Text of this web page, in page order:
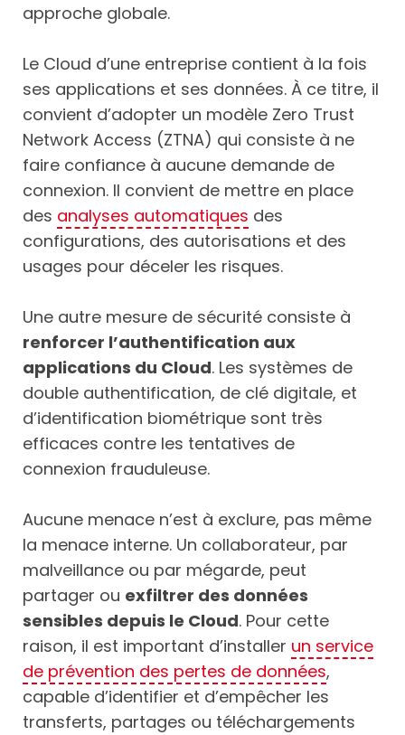
approche globale.
Le Cloud d’une entreprise contient à la fois
ses applications et ses données. À ce titre, il
convient d’adopter un modèle Zero Trust
Network Access (ZTNA) qui consiste à ne
faire confiance à aucune demande de
connexion. Il convient de mettre en place
des analyses automatiques des
configurations, des autorisations et des
usages pour déceler les risques.
Une autre mesure de sécurité consiste à
renforcer l’authentification aux
applications du Cloud. Les systèmes de
double authentification, de clé digitale, et
d’identification biométrique sont très
efficaces contre les tentatives de
connexion frauduleuse.
Aucune menace n’est à exclure, pas même
la menace interne. Un collaborateur, par
malveillance ou par mégarde, peut
partager ou exfiltrer des données
sensibles depuis le Cloud. Pour cette
raison, il est important d’installer un service
de prévention des pertes de données,
capable d’identifier et d’empêcher les
transferts, partages ou téléchargements